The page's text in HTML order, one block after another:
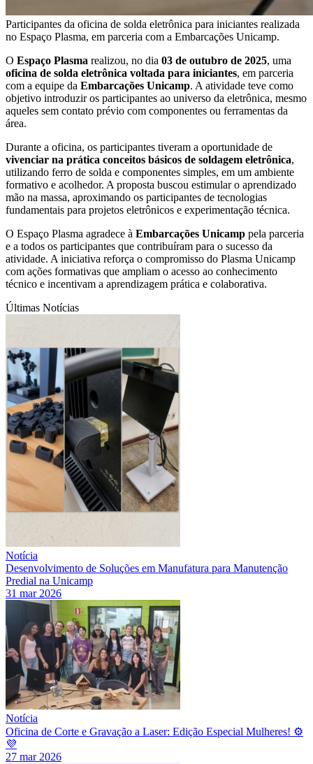
Participantes da oficina de solda eletrônica para iniciantes realizada
no Espaço Plasma, em parceria com a Embarcações Unicamp.
O Espaço Plasma realizou, no dia 03 de outubro de 2025, uma
oficina de solda eletrônica voltada para iniciantes, em parceria
com a equipe da Embarcações Unicamp. A atividade teve como
objetivo introduzir os participantes ao universo da eletrônica, mesmo
aqueles sem contato prévio com componentes ou ferramentas da
área.
Durante a oficina, os participantes tiveram a oportunidade de
vivenciar na prática conceitos básicos de soldagem eletrônica,
utilizando ferro de solda e componentes simples, em um ambiente
formativo e acolhedor. A proposta buscou estimular o aprendizado
mão na massa, aproximando os participantes de tecnologias
fundamentais para projetos eletrônicos e experimentação técnica.
O Espaço Plasma agradece à Embarcações Unicamp pela parceria
e a todos os participantes que contribuíram para o sucesso da
atividade. A iniciativa reforça o compromisso do Plasma Unicamp
com ações formativas que ampliam o acesso ao conhecimento
técnico e incentivam a aprendizagem prática e colaborativa.
Últimas Notícias
Notícia
Desenvolvimento de Soluções em Manufatura para Manutenção
Predial na Unicamp
31 mar 2026
Notícia
Oficina de Corte e Gravação a Laser: Edição Especial Mulheres! ⚙️
💜
27 mar 2026